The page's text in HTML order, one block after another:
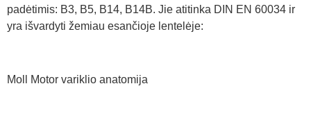
padėtimis: B3, B5, B14, B14B. Jie atitinka DIN EN 60034 ir
yra išvardyti žemiau esančioje lentelėje:
Moll Motor variklio anatomija